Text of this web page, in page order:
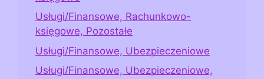
Usługi/Finansowe, Rachunkowo-
księgowe, Pozostałe
Usługi/Finansowe, Ubezpieczeniowe
Usługi/Finansowe, Ubezpieczeniowe,